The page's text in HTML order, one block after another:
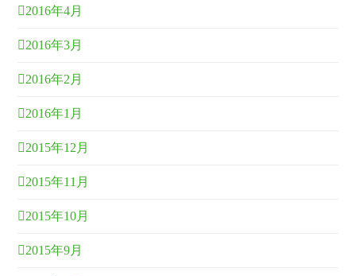
2016年4月
2016年3月
2016年2月
2016年1月
2015年12月
2015年11月
2015年10月
2015年9月